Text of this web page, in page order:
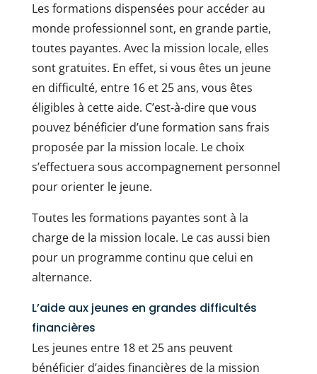
Les formations dispensées pour accéder au
monde professionnel sont, en grande partie,
toutes payantes. Avec la mission locale, elles
sont gratuites. En effet, si vous êtes un jeune
en difficulté, entre 16 et 25 ans, vous êtes
éligibles à cette aide. C’est-à-dire que vous
pouvez bénéficier d’une formation sans frais
proposée par la mission locale. Le choix
s’effectuera sous accompagnement personnel
pour orienter le jeune.
Toutes les formations payantes sont à la
charge de la mission locale. Le cas aussi bien
pour un programme continu que celui en
alternance.
L’aide aux jeunes en grandes difficultés
financières
Les jeunes entre 18 et 25 ans peuvent
bénéficier d’aides financières de la mission